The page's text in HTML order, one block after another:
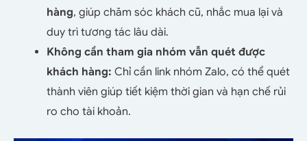
hàng, giúp chăm sóc khách cũ, nhắc mua lại và
duy trì tương tác lâu dài.
Không cần tham gia nhóm vẫn quét được
khách hàng: Chỉ cần link nhóm Zalo, có thể quét
thành viên giúp tiết kiệm thời gian và hạn chế rủi
ro cho tài khoản.